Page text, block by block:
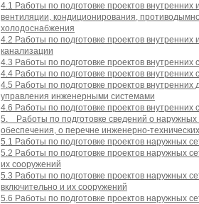
4.1 Работы по подготовке проектов
вентиляции, кондиционирования,
холодоснабжения
4.2 Работы по подготовке проектов
канализации
4.3 Работы по подготовке проектов внутренних
4.4 Работы по подготовке проектов внутренних
4.5 Работы по подготовке проектов
управления инженерными системами
4.6 Работы по подготовке проектов внутренних
5. Работы по подготовке сведений о наружных
обеспечения, о перечне инженерно-
5.1 Работы по подготовке проектов наружных
5.2 Работы по подготовке проектов наружных
их сооружений
5.3 Работы по подготовке проектов наружных
включительно и их сооружений
5.6 Работы по подготовке проектов наружных